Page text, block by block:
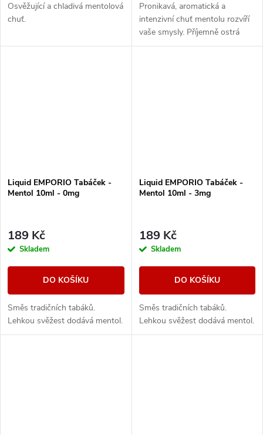
Osvěžující a chladivá mentolová
chuť.
Pronikavá, aromatická a
intenzivní chuť mentolu rozvíří
vaše smysly. Příjemně ostrá
chuť bez příkras.
Liquid EMPORIO Tabáček -
Mentol 10ml - 0mg
189 Kč
Skladem
DO KOŠÍKU
Směs tradičních tabáků.
Lehkou svěžest dodává mentol.
Liquid EMPORIO Tabáček -
Mentol 10ml - 3mg
189 Kč
Skladem
DO KOŠÍKU
Směs tradičních tabáků.
Lehkou svěžest dodává mentol.